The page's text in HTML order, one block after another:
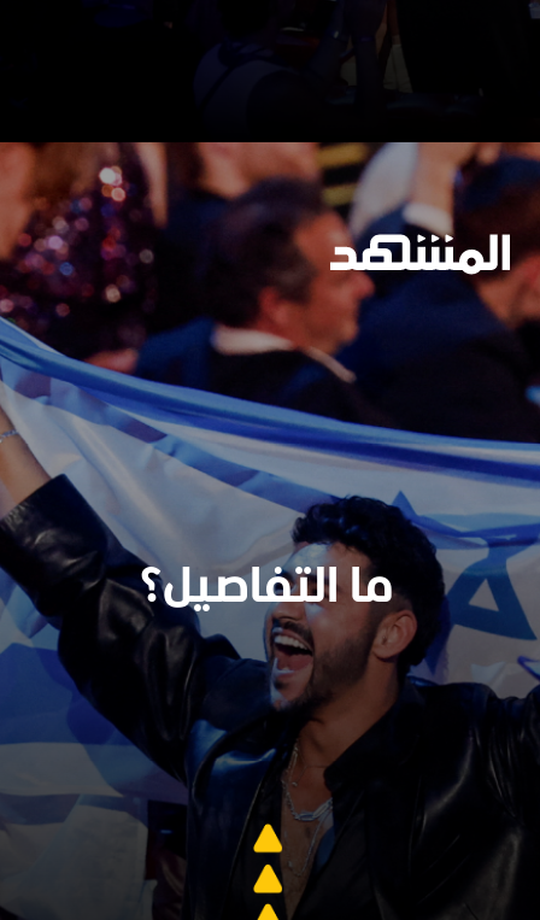
ما التفاصيل؟